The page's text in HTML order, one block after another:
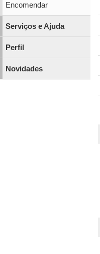
Encomendar
Serviços e Ajuda
Perfil
Novidades